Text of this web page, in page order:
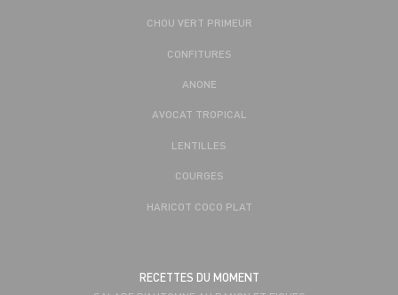
CHOU VERT PRIMEUR
CONFITURES
ANONE
AVOCAT TROPICAL
LENTILLES
COURGES
HARICOT COCO PLAT
RECETTES DU MOMENT